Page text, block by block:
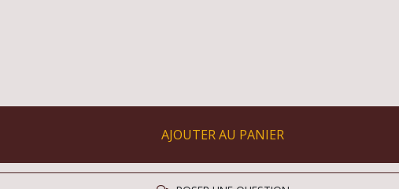
AJOUTER AU PANIER